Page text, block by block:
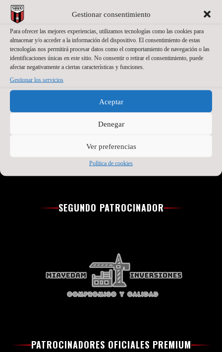
Gestionar consentimiento
Para ofrecer las mejores experiencias, utilizamos tecnologías como las cookies para
almacenar y/o acceder a la información del dispositivo. El consentimiento de estas
tecnologías nos permitirá procesar datos como el comportamiento de navegación o las
identificaciones únicas en este sitio. No consentir o retirar el consentimiento, puede
afectar negativamente a ciertas características y funciones.
Gestionar los servicios
Aceptar
Denegar
Ver preferencias
Política de cookies
PATROCINADOR PRINCIPAL
SEGUNDO PATROCINADOR
PATROCINADORES OFICIALES PREMIUM